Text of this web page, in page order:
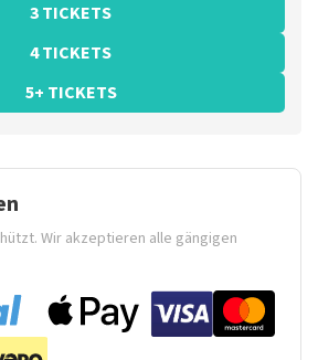
3 TICKETS
4 TICKETS
5+ TICKETS
Wir akzeptieren alle gängigen